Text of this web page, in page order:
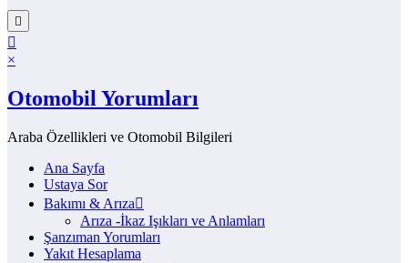
×
Otomobil Yorumları
Araba Özellikleri ve Otomobil Bilgileri
Ana Sayfa
Ustaya Sor
Bakımı & Arıza
Arıza -İkaz Işıkları ve Anlamları
Şanzıman Yorumları
Yakıt Hesaplama